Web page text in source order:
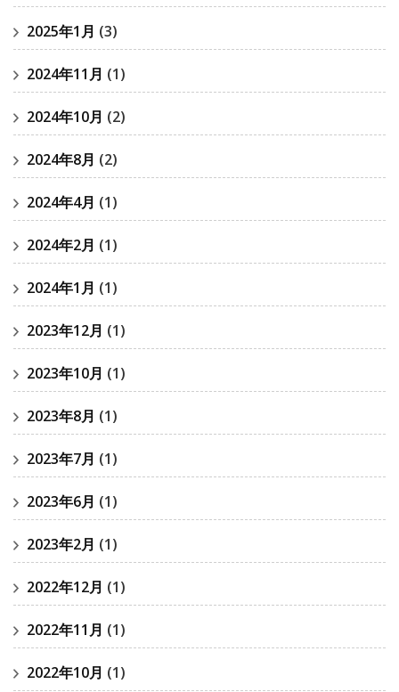
2025年1月 (3)
2024年11月 (1)
2024年10月 (2)
2024年8月 (2)
2024年4月 (1)
2024年2月 (1)
2024年1月 (1)
2023年12月 (1)
2023年10月 (1)
2023年8月 (1)
2023年7月 (1)
2023年6月 (1)
2023年2月 (1)
2022年12月 (1)
2022年11月 (1)
2022年10月 (1)